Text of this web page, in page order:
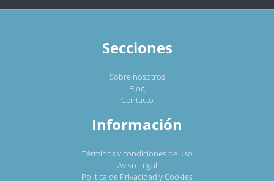
Secciones
Sobre nosotros
Blog
Contacto
Información
Términos y condiciones de uso
Aviso Legal
Política de Privacidad y Cookies